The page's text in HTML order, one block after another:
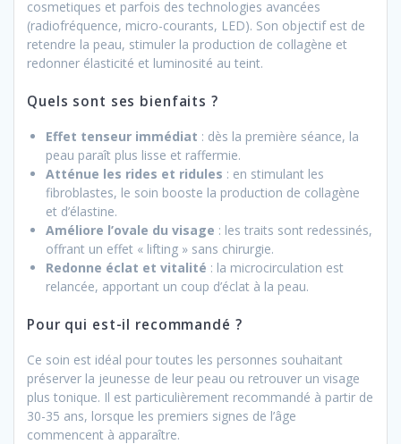
cosmetiques et parfois des technologies avancées
(radiofréquence, micro-courants, LED). Son objectif est de
retendre la peau, stimuler la production de collagène et
redonner élasticité et luminosité au teint.
Quels sont ses bienfaits ?
Effet tenseur immédiat : dès la première séance, la
peau paraît plus lisse et raffermie.
Atténue les rides et ridules : en stimulant les
fibroblastes, le soin booste la production de collagène
et d’élastine.
Améliore l’ovale du visage : les traits sont redessinés,
offrant un effet « lifting » sans chirurgie.
Redonne éclat et vitalité : la microcirculation est
relancée, apportant un coup d’éclat à la peau.
Pour qui est-il recommandé ?
Ce soin est idéal pour toutes les personnes souhaitant
préserver la jeunesse de leur peau ou retrouver un visage
plus tonique. Il est particulièrement recommandé à partir de
30-35 ans, lorsque les premiers signes de l’âge
commencent à apparaître.